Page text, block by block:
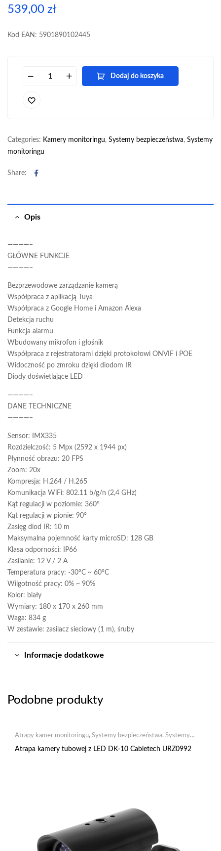
539,00 zł
Kod EAN: 5901890102445
Dodaj do koszyka
Categories: Kamery monitoringu, Systemy bezpieczeństwa, Systemy
monitoringu
Share: Facebook
Opis
————–
GŁÓWNE FUNKCJE
————–
Bezprzewodowe zarządzanie kamerą
Współpraca z aplikacją Tuya
Współpraca z Google Home i Amazon Alexa
Detekcja ruchu
Funkcja alarmu
Wbudowany mikrofon i głośnik
Współpraca z rejestratorami dzięki protokołowi ONVIF i POE
Widoczność po zmroku dzięki diodom IR
Diody doświetlające LED
————–
DANE TECHNICZNE
————–
Sensor: IMX335
Rozdzielczość: 5 Mpx (2592 x 1944 px)
Płynność obrazu: 20 FPS
Zoom: 20x
Kompresja: H.264 / H.265
Komunikacja WiFi: 802.11 b/g/n (2,4 GHz)
Kąt regulacji w poziomie: 360°
Kąt regulacji w pionie: 90°
Zasięg diod IR: 10 m
Maksymalna pojemność karty microSD: 128 GB
Klasa odporności: IP66
Zasilanie: 12 V / 2 A
Temperatura pracy: -30°C ~ 60°C
Wilgotność pracy: 0% ~ 90%
Kolor: biały
Wymiary: 180 x 170 x 260 mm
Waga: 834 g
W zestawie: zasilacz sieciowy (1 m), śruby
Informacje dodatkowe
Podobne produkty
Atrapy kamer monitoringu, Systemy bezpieczeństwa, Systemy
monitoringu
Atrapa kamery tubowej z LED DK-10 Cabletech URZ0992